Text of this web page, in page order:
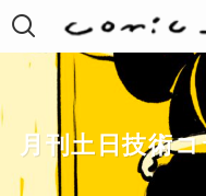
月刊土日技術